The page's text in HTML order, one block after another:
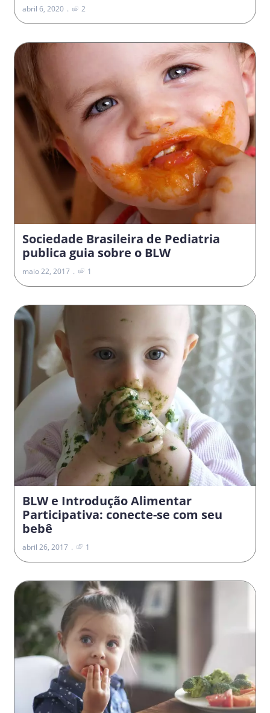
abril 6, 2020 2
Sociedade Brasileira de Pediatria
publica guia sobre o BLW
maio 22, 2017 1
BLW e Introdução Alimentar
Participativa: conecte-se com seu
bebê
abril 26, 2017 1